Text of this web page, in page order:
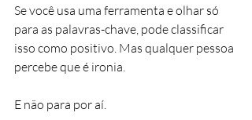
Se você usa uma ferramenta e olhar só
para as palavras-chave, pode classificar
isso como positivo. Mas qualquer pessoa
percebe que é ironia.
E não para por aí.